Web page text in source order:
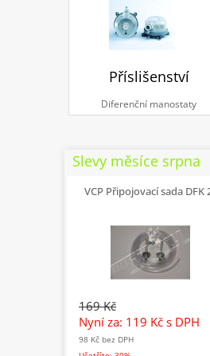
Příslišenství
Diferenční manostaty
Slevy měsíce srpna
VCP Připojovací sada DFK
169 Kč
Nyní za: 119 Kč s DPH
98 Kč bez DPH